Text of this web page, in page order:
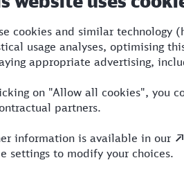
9:47 2
13:19 4